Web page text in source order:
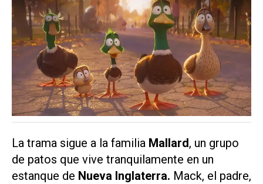
La trama sigue a la familia Mallard, un grupo
de patos que vive tranquilamente en un
estanque de Nueva Inglaterra. Mack, el padre,